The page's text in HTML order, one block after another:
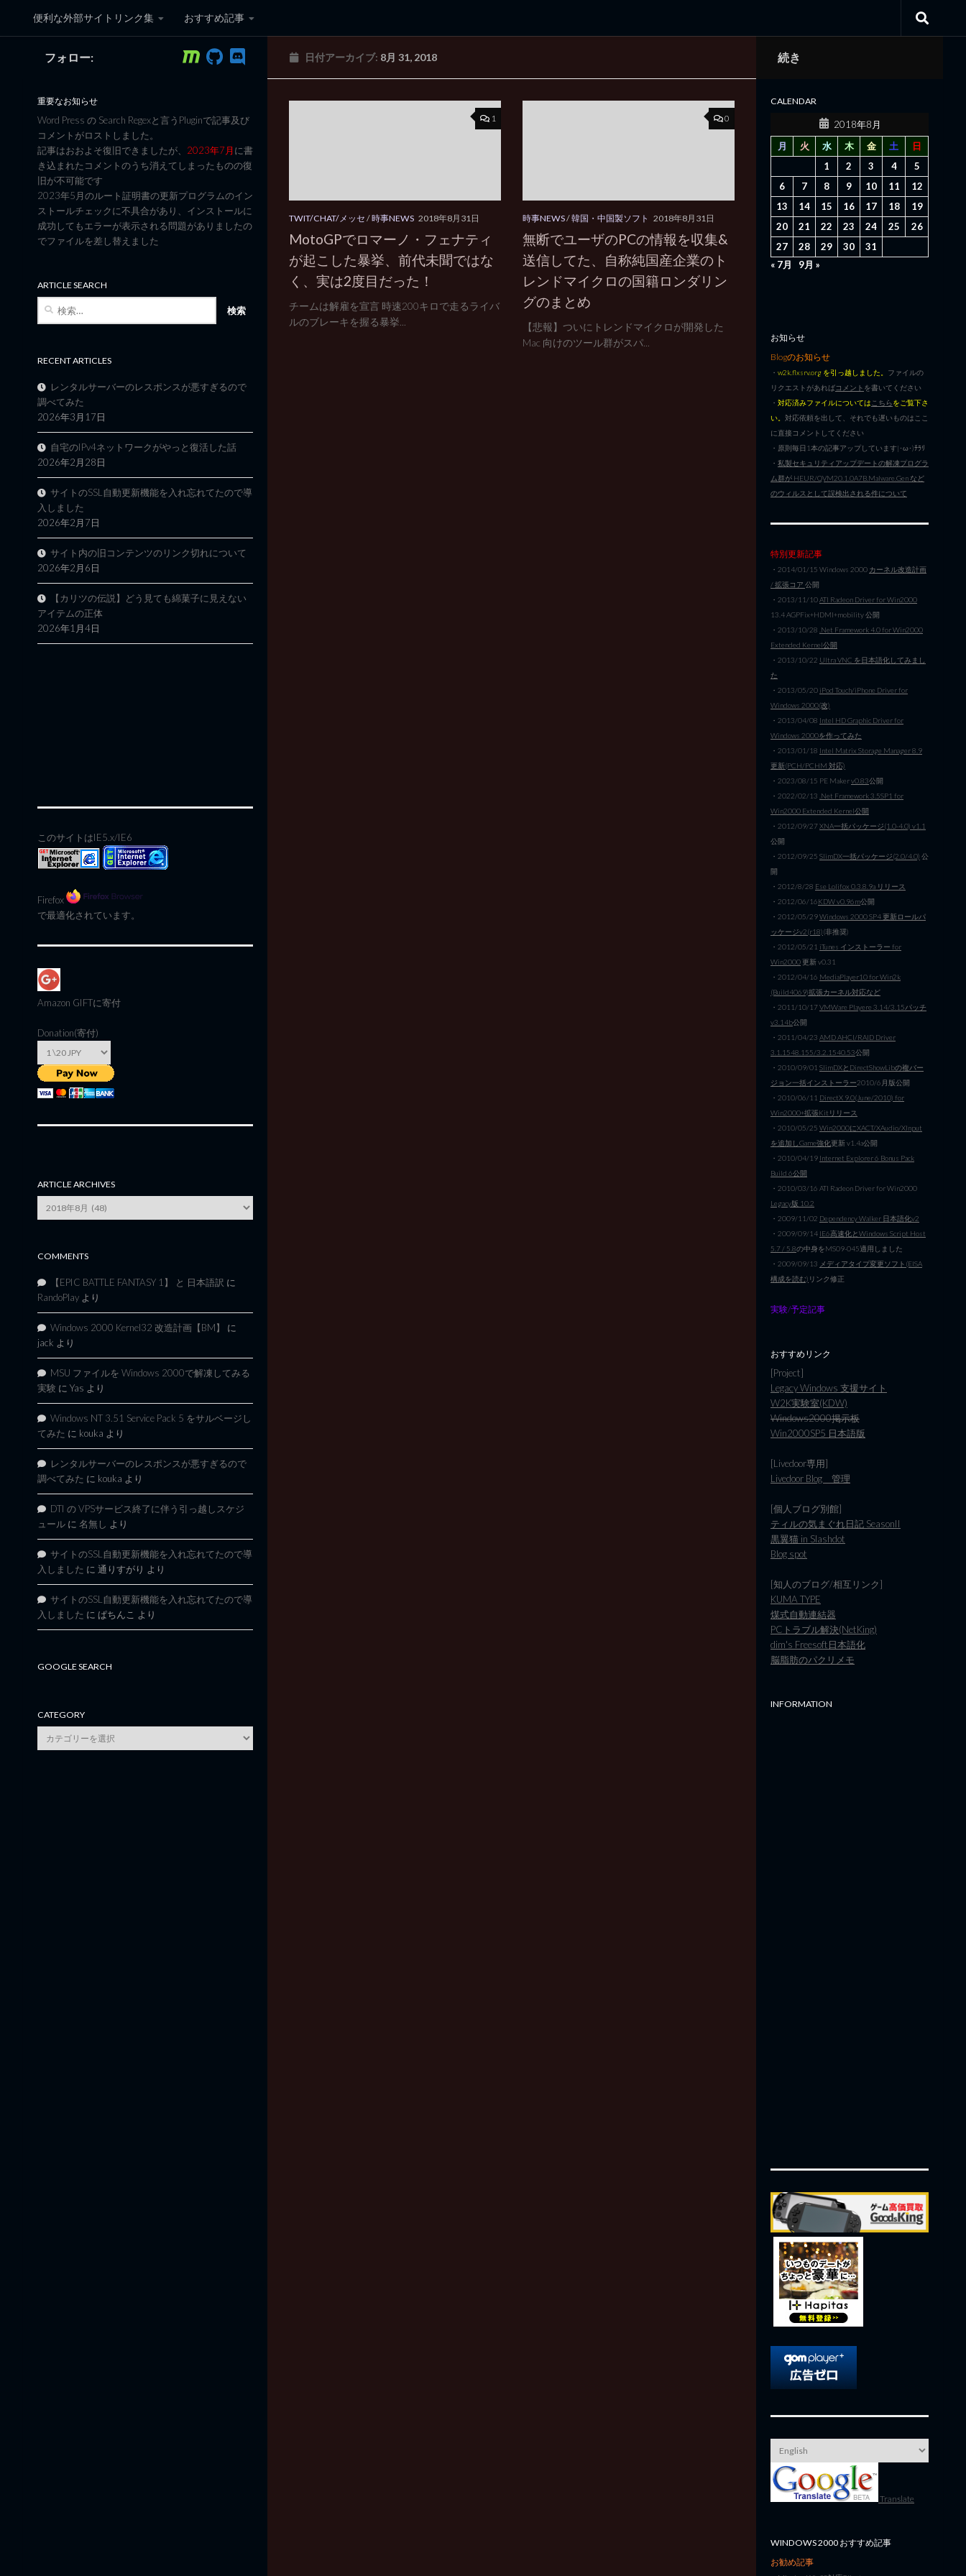
コンテンツへスキップ
便利な外部サイトリンク集 おすすめ記事
黒翼猫のコンピュータ日記 3rd Edition
日付アーカイブ: 8月 31, 2018
1
TWIT/CHAT/メッセ /時事NEWS 2018年8月31日
MotoGPでロマーノ・フェナティ
が起こした暴挙、前代未聞ではな
く、実は2度目だった！
チームは解雇を宣言 時速200キロで走るライバ
ルのブレーキを握る暴挙...
0
時事NEWS/韓国・中国製ソフト 2018年8月31日
無断でユーザのPCの情報を収集&
送信してた、自称純国産企業のト
レンドマイクロの国籍ロンダリン
グのまとめ
【悲報】ついにトレンドマイクロが開発した
Mac 向けのツール群がスパ...
フォロー:
重要なお知らせ
Word Press の Search Regexと言うPluginで記事及び
コメントがロストしました。
記事はおおよそ復旧できましたが、 2023年7月に書
き込まれたコメントのうち消えてしまったものの復
旧が不可能です
2023年5月のルート証明書の更新プログラムのイン
ストールチェックに不具合があり、インストールに
成功してもエラーが表示される問題がありましたの
でファイルを差し替えました
ARTICLE SEARCH
RECENT ARTICLES
レンタルサーバーのレスポンスが悪すぎるので
調べてみた
2026年3月17日
自宅のIPv4ネットワークがやっと復活した話
2026年2月28日
サイトのSSL自動更新機能を入れ忘れてたので導
入しました
2026年2月7日
サイト内の旧コンテンツのリンク切れについて
2026年2月6日
【カリツの伝説】どう見ても綿菓子に見えない
アイテムの正体
2026年1月4日
このサイトはIE5.x/IE6
Firefox
で最適化されています。
Amazon GIFTに寄付
Donation(寄付)
ARTICLE ARCHIVES
Archives
COMMENTS
【EPIC BATTLE FANTASY 1】 と 日本語訳 に
RandoPlay より
Windows 2000 Kernel32 改造計画【BM】
に
jack より
MSU ファイルを Windows 2000で解凍してみる
実験 に Yas より
Windows NT 3.51 Service Pack 5 をサルベージし
てみた に kouka より
レンタルサーバーのレスポンスが悪すぎるので
調べてみた に kouka より
DTI の VPSサービス終了に伴う引っ越しスケジ
ュール に 名無し より
サイトのSSL自動更新機能を入れ忘れてたので導
入しました に 通りすがり より
サイトのSSL自動更新機能を入れ忘れてたので導
入しました に ぱちんこ より
GOOGLE SEARCH
CATEGORY
category
続き
CALENDAR
2018年8月
月
火 水 木 金 土
日
1
2 3 4
5
6
7 8 9 10 11
12
13
14 15 16 17 18
19
20
21 22 23 24 25
26
27
28 29 30
31
« 7月
9月 »
お知らせ
Blogのお知らせ
・ w2k.flxsrv.org を引っ越しました。 ファイルの
リクエストがあればコメント を書いてください
・ 対応済みファイルについては こちらをご覧下さ
い。 対応依頼を出して、それでも遅いものはここ
に直接コメントしてください
・原則毎日1本の記事アップしています|･ω･)ﾁﾗﾘ
・ 私製セキュリティアップデートの解凍プログラ
ム群が HEUR/QVM20.1.0A7B.Malware.Gen など
のウィルスとして誤検出される件について
特別更新記事
・2014/01/15 Windows 2000 カーネル改造計画
/ 拡張コア 公開
・2013/11/10ATI Radeon Driver for Win2000
13.4 AGPFix+HDMI+mobility 公開
・2013/10/28 .Net Framework 4.0 for Win2000
Extended Kernel公開
・2013/10/22 Ultra VNC を日本語化してみまし
た
・2013/05/20 iPod Touch/iPhone Driver for
Windows 2000(改)
・2013/04/08 Intel HD Graphic Driver for
Windows 2000を作ってみた
・2013/01/18 Intel Matrix Storage Manager 8.9
更新(PCH/PCHM 対応)
・2023/08/15 PE Makerv0.83公開
・2022/02/13 .Net Framework 3.5SP1 for
Win2000 Extended Kernel公開
・2012/09/27XNA一括パッケージ(1.0-4.0) v1.1
公開
・2012/09/25 SlimDX一括パッケージ(2.0/4.0) 公
開
・2012/8/28 Ese Lolifox 0.3.8.9a リリース
・2012/06/16KDW v0.96m公開
・2012/05/29Windows 2000 SP4 更新ロールパ
ッケージv2(r18)(非推奨)
・2012/05/21 iTunes インストーラー for
Win2000更新 v0.31
・2012/04/16 MediaPlayer10 for Win2k
(Build4069)拡張カーネル対応など
・2011/10/17VMWare Playere 3.14/3.15パッチ
v3.14b公開
・2011/04/23 AMD AHCI/RAID Driver
3.1.1548.155/3.2.1540.53公開
・2010/09/01 SlimDXとDirectShowLibの複バー
ジョン一括インストーラー2010/6月版公開
・2010/06/11 DirectX 9.0(June/2010) for
Win2000+拡張Kitリリース
・2010/05/25 Win2000にXACT/XAudio/XInput
を追加しGame強化更新 v1.4a公開
・2010/04/19 Internet Explorer 6 Bonus Pack
Build 6公開
・2010/03/16 ATI Radeon Driver for Win2000
Legacy版 10.2
・2009/11/02 Dependency Walker 日本語化v2
・2009/09/14 IE6高速化とWindows Script Host
5.7 / 5.8の中身をMS09-045適用しました
・2009/09/13 メディアタイプ変更ソフト(EISA
構成を読む) リンク修正
実験/予定記事
おすすめリンク
[Project]
Legacy Windows 支援サイト
W2K実験室(KDW)
Windows2000掲示板
Win2000SP5 日本語版
[Livedoor専用]
Livedoor Blog 管理
[個人ブログ別館]
ティルの気まぐれ日記 SeasonII
黒翼猫 in Slashdot
Blog spot
[知人のブログ/相互リンク]
KUMA TYPE
煤式自動連結器
PCトラブル解決(NetKing)
dim's Freesoft日本語化
脳脂肪のパクリメモ
INFORMATION
Translate
WINDOWS 2000 おすすめ記事
お勧め記事